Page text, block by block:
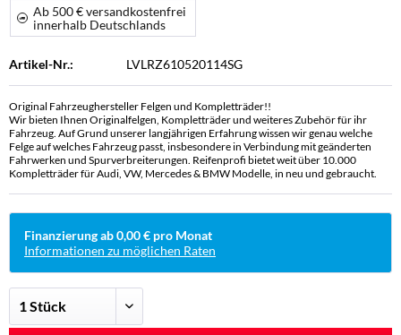
Ab 500 € versandkostenfrei
innerhalb Deutschlands
Artikel-Nr.: LVLRZ610520114SG
Original Fahrzeughersteller Felgen und Kompletträder!!
Wir bieten Ihnen Originalfelgen, Kompletträder und weiteres Zubehör für ihr
Fahrzeug. Auf Grund unserer langjährigen Erfahrung wissen wir genau welche
Felge auf welches Fahrzeug passt, insbesondere in Verbindung mit geänderten
Fahrwerken und Spurverbreiterungen. Reifenprofi bietet weit über 10.000
Kompletträder für Audi, VW, Mercedes & BMW Modelle, in neu und gebraucht.
Finanzierung ab 0,00 € pro Monat
Informationen zu möglichen Raten